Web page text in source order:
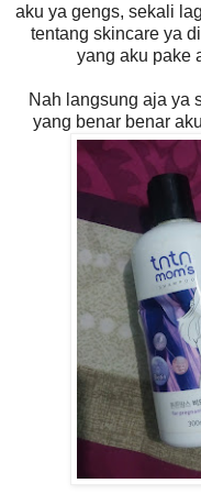
aku ya gengs, sekali
tentang skincare ya
yang aku pake
Nah langsung aja ya
yang benar benar